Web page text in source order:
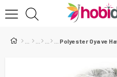
Polyester Oya ve